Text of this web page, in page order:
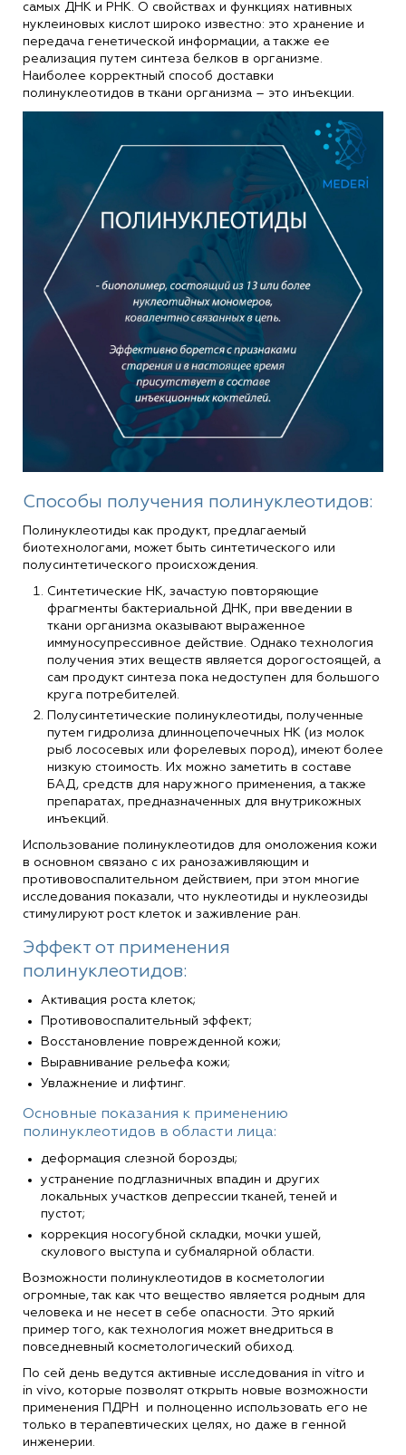
самых ДНК и РНК. О свойствах и функциях нативных
нуклеиновых кислот широко известно: это хранение и
передача генетической информации, а также ее
реализация путем синтеза белков в организме.
Наиболее корректный способ доставки
полинуклеотидов в ткани организма – это инъекции.
Способы получения полинуклеотидов:
Полинуклеотиды как продукт, предлагаемый
биотехнологами, может быть синтетического или
полусинтетического происхождения.
Синтетические НК, зачастую повторяющие
фрагменты бактериальной ДНК, при введении в
ткани организма оказывают выраженное
иммуносупрессивное действие. Однако технология
получения этих веществ является дорогостоящей, а
сам продукт синтеза пока недоступен для большого
круга потребителей.
Полусинтетические полинуклеотиды, полученные
путем гидролиза длинноцепочечных НК (из молок
рыб лососевых или форелевых пород), имеют более
низкую стоимость. Их можно заметить в составе
БАД, средств для наружного применения, а также
препаратах, предназначенных для внутрикожных
инъекций.
Использование полинуклеотидов для омоложения кожи
в основном связано с их ранозаживляющим и
противовоспалительном действием, при этом многие
исследования показали, что нуклеотиды и нуклеозиды
стимулируют рост клеток и заживление ран.
Эффект от применения
полинуклеотидов:
Активация роста клеток;
Противовоспалительный эффект;
Восстановление поврежденной кожи;
Выравнивание рельефа кожи;
Увлажнение и лифтинг.
Основные показания к применению
полинуклеотидов в области лица:
деформация слезной борозды;
устранение подглазничных впадин и других
локальных участков депрессии тканей, теней и
пустот;
коррекция носогубной складки, мочки ушей,
скулового выступа и субмалярной области.
Возможности полинуклеотидов в косметологии
огромные, так как что вещество является родным для
человека и не несет в себе опасности. Это яркий
пример того, как технология может внедриться в
повседневный косметологический обиход.
По сей день ведутся активные исследования in vitro и
in vivo, которые позволят открыть новые возможности
применения ПДРН и полноценно использовать его не
только в терапевтических целях, но даже в генной
инженерии.